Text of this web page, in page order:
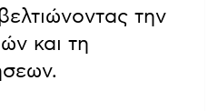
την
και τη